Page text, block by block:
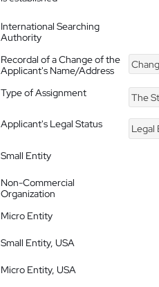
International Searching
Authority
Recordal of a Change of the
Applicant's Name/Address
Type of Assignment The
Applicant's Legal Status
Legal
Small Entity
Non-Commercial
Organization
Micro Entity
Small Entity, USA
Micro Entity, USA